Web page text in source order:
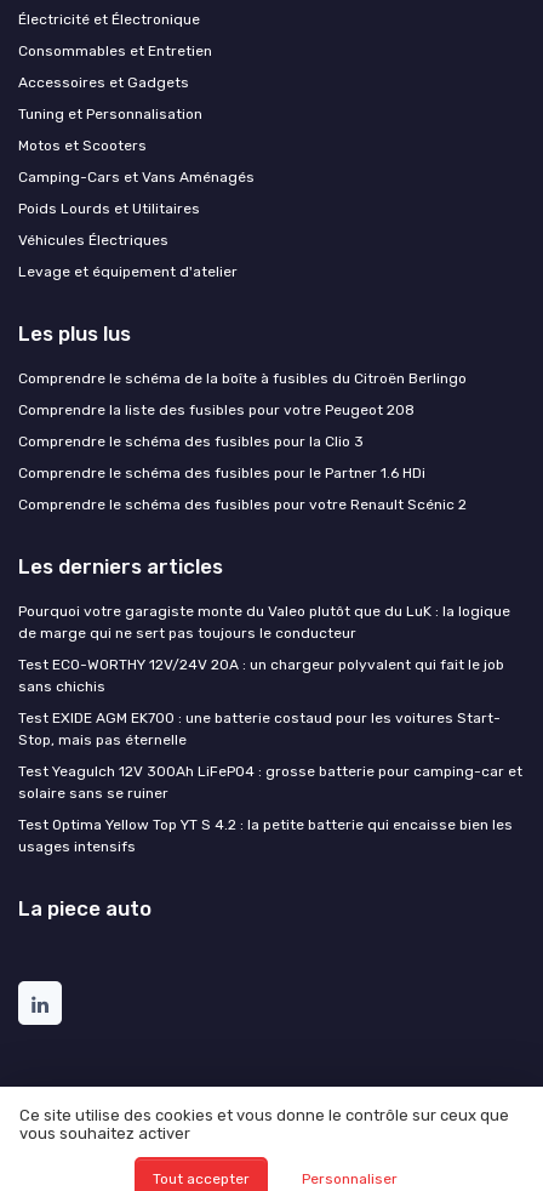
Électricité et Électronique
Consommables et Entretien
Accessoires et Gadgets
Tuning et Personnalisation
Motos et Scooters
Camping-Cars et Vans Aménagés
Poids Lourds et Utilitaires
Véhicules Électriques
Levage et équipement d'atelier
Les plus lus
Comprendre le schéma de la boîte à fusibles du Citroën Berlingo
Comprendre la liste des fusibles pour votre Peugeot 208
Comprendre le schéma des fusibles pour la Clio 3
Comprendre le schéma des fusibles pour le Partner 1.6 HDi
Comprendre le schéma des fusibles pour votre Renault Scénic 2
Les derniers articles
Pourquoi votre garagiste monte du Valeo plutôt que du LuK : la logique
de marge qui ne sert pas toujours le conducteur
Test ECO-WORTHY 12V/24V 20A : un chargeur polyvalent qui fait le job
sans chichis
Test EXIDE AGM EK700 : une batterie costaud pour les voitures Start-
Stop, mais pas éternelle
Test Yeagulch 12V 300Ah LiFePO4 : grosse batterie pour camping-car et
solaire sans se ruiner
Test Optima Yellow Top YT S 4.2 : la petite batterie qui encaisse bien les
usages intensifs
La piece auto
Mentions légales
© La piece auto 2026
Ce site utilise des cookies et vous donne le contrôle sur ceux que
vous souhaitez activer
Tout accepter Personnaliser